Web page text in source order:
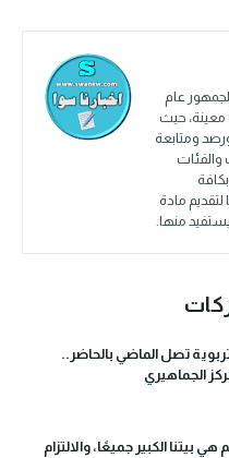
عام
حيث
ومتابعة
والفئات
مادة
منها.
تصل الماضي بالحاضر..
الجماهيري
بيتنا الكبير جميعًا، والالتزام